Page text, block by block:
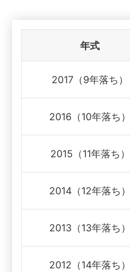
年式
2017（9年落ち）
2016（10年落ち）
2015（11年落ち）
2014（12年落ち）
2013（13年落ち）
2012（14年落ち）